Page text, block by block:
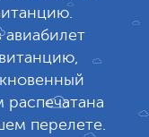
перелете.